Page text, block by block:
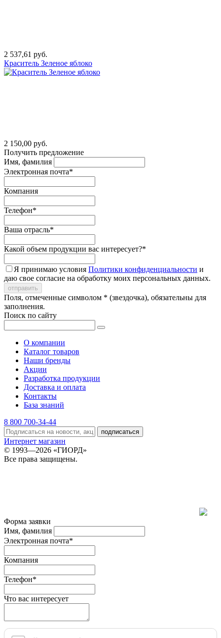
2 537,61 руб.
Краситель Зеленое яблоко
2 150,00 руб.
Получить предложение
Имя, фамилия
Электронная почта*
Компания
Телефон*
Ваша отрасль*
Какой объем продукции вас интересует?*
Я принимаю условия Политики конфиденциальности и
даю свое согласие на обработку моих персональных данных.
Поля, отмеченные символом * (звездочка), обязательны для
заполнения.
Поиск по сайту
О компании
Каталог товаров
Наши бренды
Акции
Разработка продукции
Доставка и оплата
Контакты
База знаний
8 800 700-34-44
подписаться
Интернет магазин
© 1993—2026 «ГИОРД»
Все права защищены.
Форма заявки
Имя, фамилия
Электронная почта*
Компания
Телефон*
Что вас интересует